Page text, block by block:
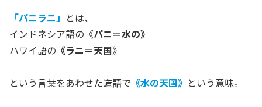
「パニラニ」 とは、
インドネシア語の《パニ＝水の》
ハワイ語の 《ラニ＝天国》
という言葉をあわせた造語で 《水の天国》 という意味。